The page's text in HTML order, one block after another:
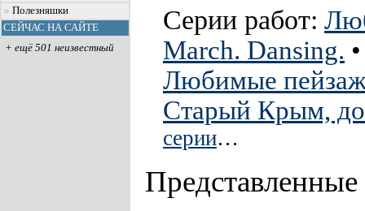
Полезняшки
СЕЙЧАС НА САЙТЕ
+ ещё 501 неизвестный
Серии работ:
March. Dansing.
Любимые
Старый Крым, до
серии…